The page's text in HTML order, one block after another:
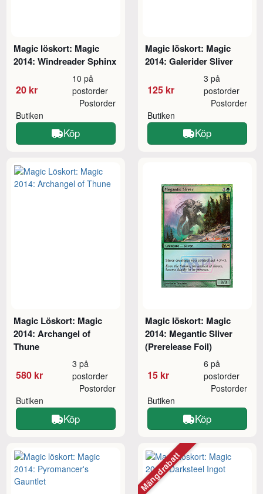
Magic löskort: Magic
2014: Windreader Sphinx
20 kr
10 på
postorder
Butiken
Postorder
Köp
Magic löskort: Magic
2014: Galerider Sliver
125 kr
3 på
postorder
Butiken
Postorder
Köp
Magic Löskort: Magic
2014: Archangel of
Thune
580 kr
3 på
postorder
Butiken
Postorder
Köp
Magic löskort: Magic
2014: Megantic Sliver
(Prerelease Foil)
15 kr
6 på
postorder
Butiken
Postorder
Köp
Mängdrabatt